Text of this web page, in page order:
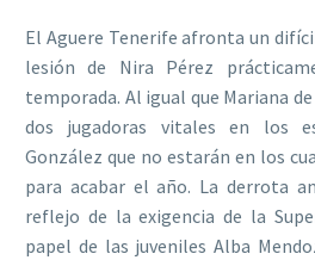
El Aguere Tenerife afronta un
lesión de Nira Pérez
temporada. Al igual que Mariana
dos jugadoras vitales en los
González que no estarán en los
para acabar el año. La derrota
reflejo de la exigencia de la
papel de las juveniles Alba